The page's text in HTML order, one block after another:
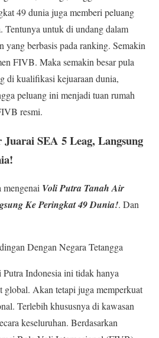
49 dunia juga memberi peluang
Tentunya untuk di undang dalam
yang berbasis pada ranking. Semakin
FIVB. Maka semakin besar pula
di kualifikasi kejuaraan dunia,
peluang ini menjadi tuan rumah
resmi.
SEA 5 Leag, Langsung
mengenai Voli Putra Tanah Air
Ke Peringkat 49 Dunia!. Dan
Dengan Negara Tetangga
Indonesia ini tidak hanya
global. Akan tetapi juga memperkuat
Terlebih khususnya di kawasan
keseluruhan. Berdasarkan